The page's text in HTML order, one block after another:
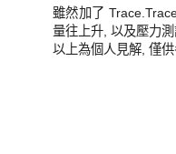
雖然加了
量往上升, 以及壓力
以上為個人見解, 僅